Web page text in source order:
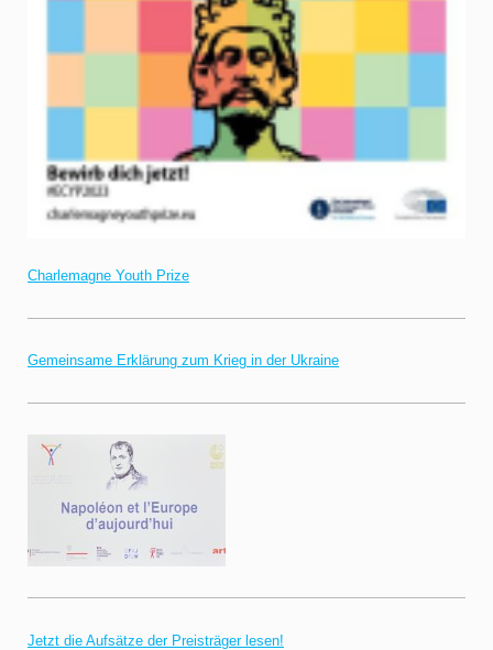
Charlemagne Youth Prize
Gemeinsame Erklärung zum Krieg in der Ukraine
Jetzt die Aufsätze der Preisträger lesen!